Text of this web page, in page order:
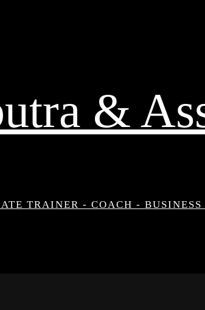
&
TRAINER - COACH - BUSINESS